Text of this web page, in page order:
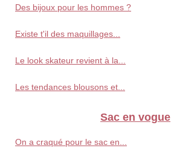
Des bijoux pour les hommes ?
Existe t'il des maquillages...
Le look skateur revient à la...
Les tendances blousons et...
Sac en vogue
On a craqué pour le sac en...